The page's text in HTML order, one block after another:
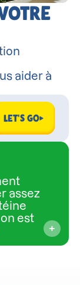
aider à
LET'S GO
assez
est